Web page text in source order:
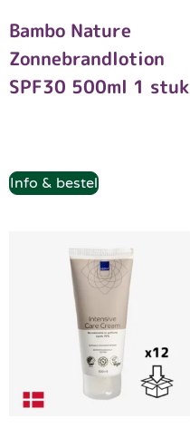
Bambo Nature
Zonnebrandlotion
SPF30 500ml 1 stuk
Info & bestel